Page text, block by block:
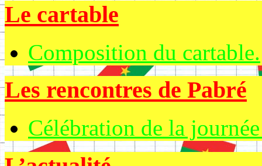
Le cartable
Composition du cartable.
Les rencontres de Pabré
Célébration de la